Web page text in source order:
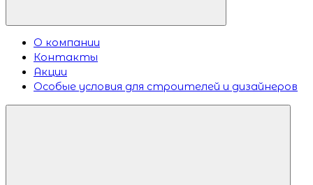
О компании
Контакты
Акции
Особые условия для строителей и дизайнеров